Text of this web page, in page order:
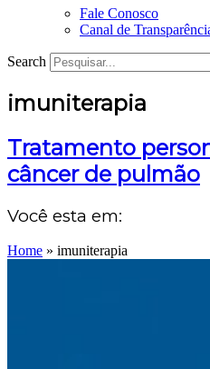
Fale Conosco
Canal de
Search
imuniterapia
Tratamento
câncer de pulmão
Você esta em:
Home » imuniterapia